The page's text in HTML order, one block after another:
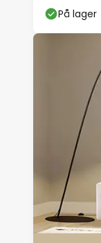
På lager